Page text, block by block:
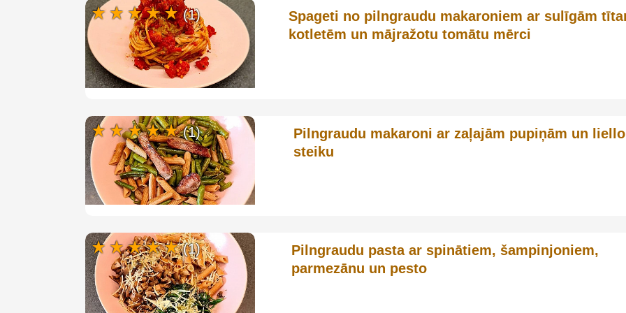
Spageti no pilngraudu makaroniem ar sulīgām
kotletēm un mājražotu tomātu mērci
(1)
Pilngraudu makaroni ar zaļajām pupiņām un
steiku
(1)
Pilngraudu pasta ar spinātiem, šampinjoniem,
parmezānu un pesto
(1)